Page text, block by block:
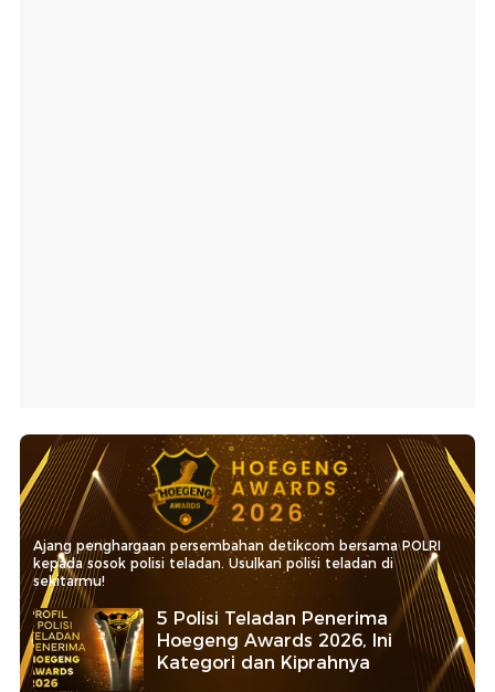
Ajang penghargaan persembahan detikcom bersama POLRI
kepada sosok polisi teladan. Usulkan polisi teladan di
sekitarmu!
5 Polisi Teladan Penerima
Hoegeng Awards 2026, Ini
Kategori dan Kiprahnya